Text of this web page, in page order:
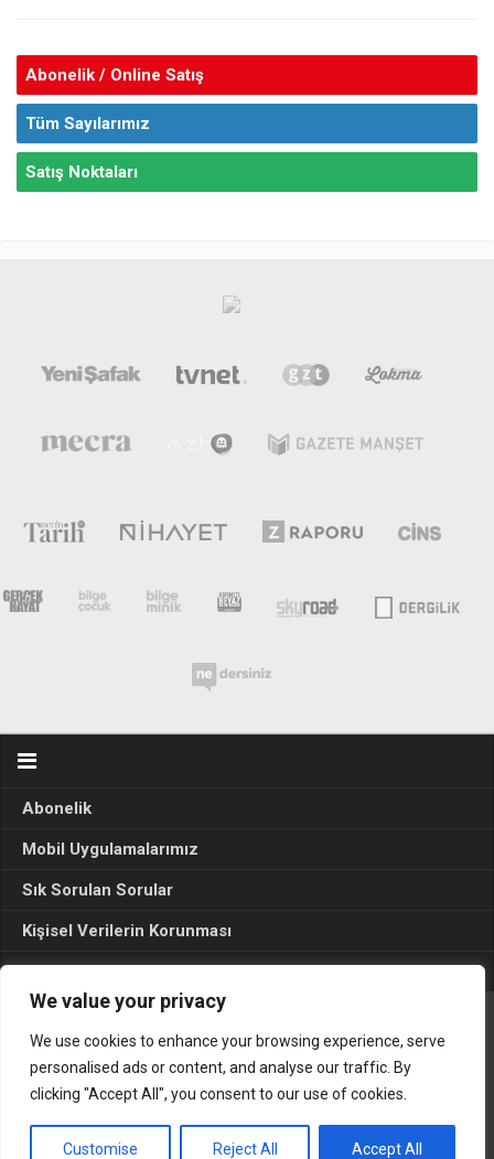
We value your privacy
We use cookies to enhance your browsing experience, serve
personalised ads or content, and analyse our traffic. By
clicking "Accept All", you consent to our use of cookies.
Customise Reject All Accept All
Abonelik / Online Satış
Tüm Sayılarımız
Satış Noktaları
Abonelik
Mobil Uygulamalarımız
Sık Sorulan Sorular
Kişisel Verilerin Korunması
Seçim Sonuçları 2024
Gerçek Hayat © 2015. Her hakkı sakldır.